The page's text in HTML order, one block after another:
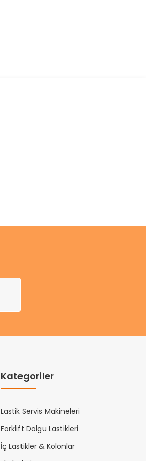
Kategoriler
Lastik Servis Makineleri
Forklift Dolgu Lastikleri
İç Lastikler & Kolonlar